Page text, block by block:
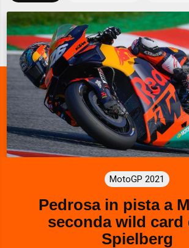
MotoGP 2021
Pedrosa in pista a
seconda wild card
Spielberg